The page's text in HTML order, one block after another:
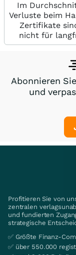
Im
Verluste beim
Zertifikate
nicht für
Abonnieren
und
Profitieren Sie von
zentralen
und fundierten
strategische
✅ Größte Finanz-
✅ über 550.000